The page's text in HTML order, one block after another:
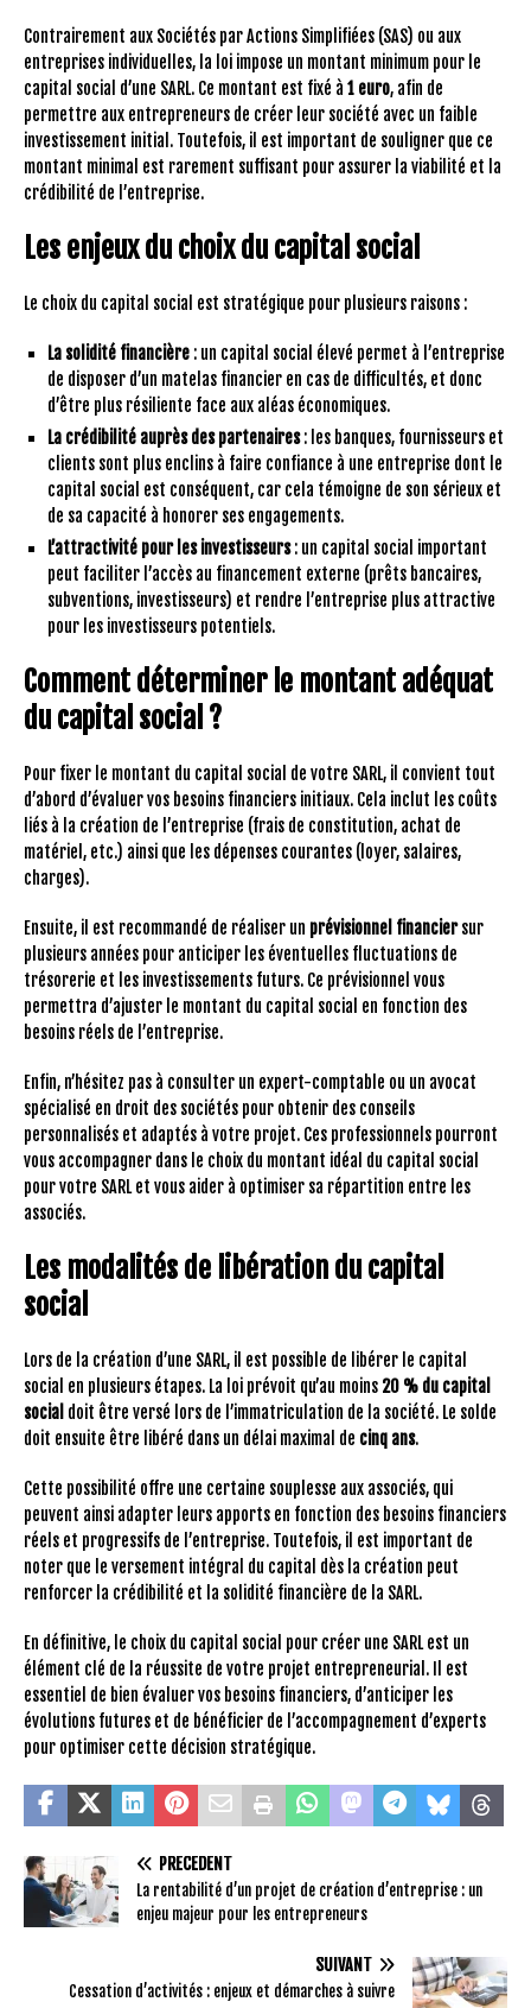
Contrairement aux Sociétés par Actions Simplifiées (SAS) ou aux
entreprises individuelles, la loi impose un montant minimum pour le
capital social d’une SARL. Ce montant est fixé à 1 euro, afin de
permettre aux entrepreneurs de créer leur société avec un faible
investissement initial. Toutefois, il est important de souligner que ce
montant minimal est rarement suffisant pour assurer la viabilité et la
crédibilité de l’entreprise.
Les enjeux du choix du capital social
Le choix du capital social est stratégique pour plusieurs raisons :
La solidité financière : un capital social élevé permet à l’entreprise
de disposer d’un matelas financier en cas de difficultés, et donc
d’être plus résiliente face aux aléas économiques.
La crédibilité auprès des partenaires: les banques, fournisseurs et
clients sont plus enclins à faire confiance à une entreprise dont le
capital social est conséquent, car cela témoigne de son sérieux et
de sa capacité à honorer ses engagements.
L’attractivité pour les investisseurs: un capital social important
peut faciliter l’accès au financement externe (prêts bancaires,
subventions, investisseurs) et rendre l’entreprise plus attractive
pour les investisseurs potentiels.
Comment déterminer le montant adéquat
du capital social ?
Pour fixer le montant du capital social de votre SARL, il convient tout
d’abord d’évaluer vos besoins financiers initiaux. Cela inclut les coûts
liés à la création de l’entreprise (frais de constitution, achat de
matériel, etc.) ainsi que les dépenses courantes (loyer, salaires,
charges).
Ensuite, il est recommandé de réaliser un prévisionnel financiersur
plusieurs années pour anticiper les éventuelles fluctuations de
trésorerie et les investissements futurs. Ce prévisionnel vous
permettra d’ajuster le montant du capital social en fonction des
besoins réels de l’entreprise.
Enfin, n’hésitez pas à consulter un expert-comptable ou un avocat
spécialisé en droit des sociétés pour obtenir des conseils
personnalisés et adaptés à votre projet. Ces professionnels pourront
vous accompagner dans le choix du montant idéal du capital social
pour votre SARL et vous aider à optimiser sa répartition entre les
associés.
Les modalités de libération du capital
social
Lors de la création d’une SARL, il est possible de libérer le capital
social en plusieurs étapes. La loi prévoit qu’au moins 20 % du capital
social doit être versé lors de l’immatriculation de la société. Le solde
doit ensuite être libéré dans un délai maximal de cinq ans.
Cette possibilité offre une certaine souplesse aux associés, qui
peuvent ainsi adapter leurs apports en fonction des besoins financiers
réels et progressifs de l’entreprise. Toutefois, il est important de
noter que le versement intégral du capital dès la création peut
renforcer la crédibilité et la solidité financière de la SARL.
En définitive, le choix du capital social pour créer une SARL est un
élément clé de la réussite de votre projet entrepreneurial. Il est
essentiel de bien évaluer vos besoins financiers, d’anticiper les
évolutions futures et de bénéficier de l’accompagnement d’experts
pour optimiser cette décision stratégique.
PRÉCÉDENT
La rentabilité d’un projet de création d’entreprise : un
enjeu majeur pour les entrepreneurs
SUIVANT
Cessation d’activités : enjeux et démarches à suivre